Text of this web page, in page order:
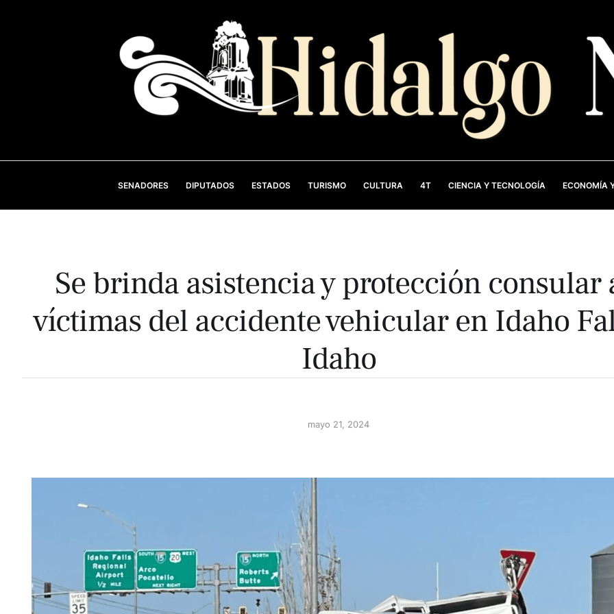
SENADORES DIPUTADOS ESTADOS TURISMO CULTURA 4T CIENCIA Y TECNOLOGÍA ECONOMÍA
Se brinda asistencia y protección consular
víctimas del accidente vehicular en Idaho
Idaho
mayo 21, 2024